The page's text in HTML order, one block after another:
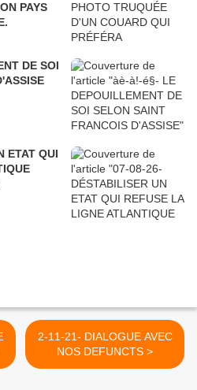
PAYS
DE SOI
ETAT QUI
2-11-21- DIALOGUE AVEC
NOS DEFUNCTS >